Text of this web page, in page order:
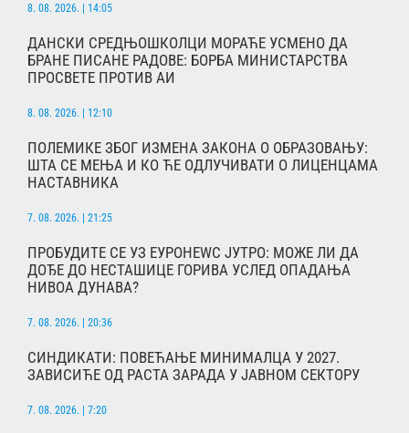
8. 08. 2026. | 14:05
ДАНСКИ СРЕДЊОШКОЛЦИ МОРАЋЕ УСМЕНО ДА
БРАНЕ ПИСАНЕ РАДОВЕ: БОРБА МИНИСТАРСТВА
ПРОСВЕТЕ ПРОТИВ АИ
8. 08. 2026. | 12:10
ПОЛЕМИКЕ ЗБОГ ИЗМЕНА ЗАКОНА О ОБРАЗОВАЊУ:
ШТА СЕ МЕЊА И КО ЋЕ ОДЛУЧИВАТИ О ЛИЦЕНЦАМА
НАСТАВНИКА
7. 08. 2026. | 21:25
ПРОБУДИТЕ СЕ УЗ ЕУРОНЕWС ЈУТРО: МОЖЕ ЛИ ДА
ДОЂЕ ДО НЕСТАШИЦЕ ГОРИВА УСЛЕД ОПАДАЊА
НИВОА ДУНАВА?
7. 08. 2026. | 20:36
СИНДИКАТИ: ПОВЕЋАЊЕ МИНИМАЛЦА У 2027.
ЗАВИСИЋЕ ОД РАСТА ЗАРАДА У ЈАВНОМ СЕКТОРУ
7. 08. 2026. | 7:20